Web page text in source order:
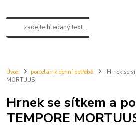
Úvod porcelán k denní potřebě
Hrnek se
MORTUUS
Hrnek se sítkem a
TEMPORE